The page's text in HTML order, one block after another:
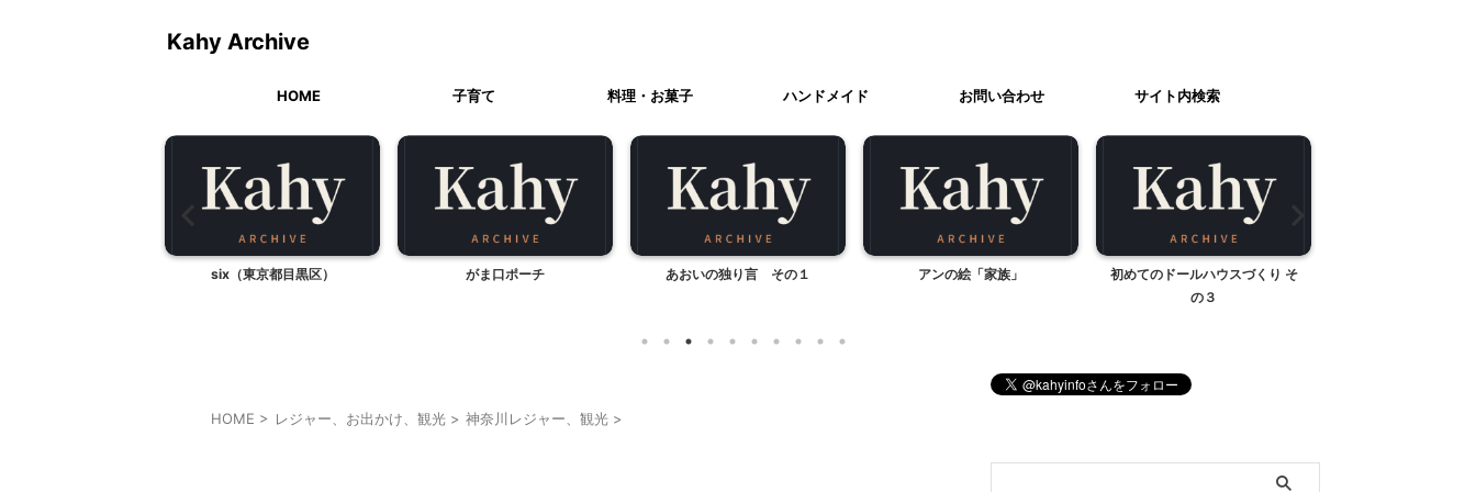
Kahy Archive
HOME 子育て 料理・お菓子 ハンドメイド お問い合わせ サイト内検索
six（東京都目黒区） がま口ポーチ あおいの独り言 その１ アンの絵「家族」
初めてのドールハウスづくり そ
の３
HOME > レジャー、お出かけ、観光 > 神奈川レジャー、観光 >